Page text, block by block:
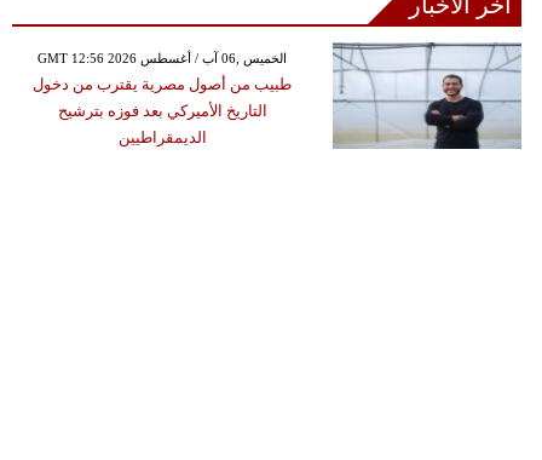
GMT 12:56 2026 الخميس ,06 آب / أغسطس
طبيب من أصول مصرية يقترب من دخول
التاريخ الأميركي بعد فوزه بترشيح
الديمقراطيين